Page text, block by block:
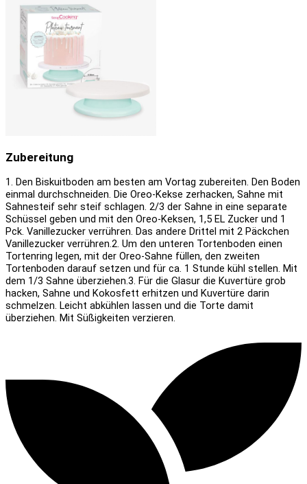
Zubereitung
1. Den Biskuitboden am besten am Vortag zubereiten. Den Boden
einmal durchschneiden. Die Oreo-Kekse zerhacken, Sahne mit
Sahnesteif sehr steif schlagen. 2/3 der Sahne in eine separate
Schüssel geben und mit den Oreo-Keksen, 1,5 EL Zucker und 1
Pck. Vanillezucker verrühren. Das andere Drittel mit 2 Päckchen
Vanillezucker verrühren.2. Um den unteren Tortenboden einen
Tortenring legen, mit der Oreo-Sahne füllen, den zweiten
Tortenboden darauf setzen und für ca. 1 Stunde kühl stellen. Mit
dem 1/3 Sahne überziehen.3. Für die Glasur die Kuvertüre grob
hacken, Sahne und Kokosfett erhitzen und Kuvertüre darin
schmelzen. Leicht abkühlen lassen und die Torte damit
überziehen. Mit Süßigkeiten verzieren.